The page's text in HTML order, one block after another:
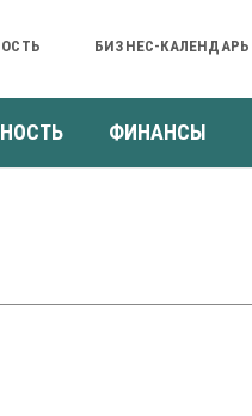
БИЗНЕС-КАЛЕНДАРЬ
ФИНАНСЫ